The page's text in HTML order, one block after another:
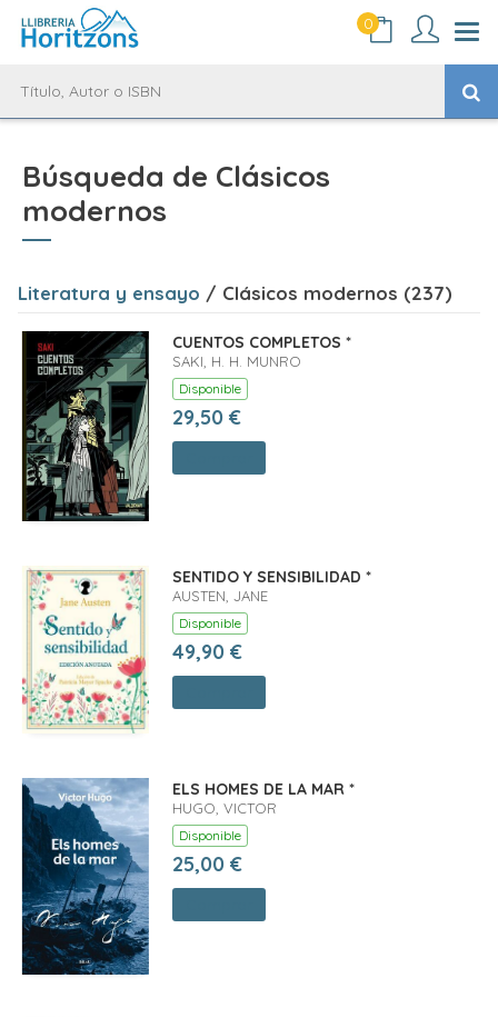
0
Búsqueda de Clásicos
modernos
Literatura y ensayo / Clásicos modernos (237)
CUENTOS COMPLETOS *
SAKI, H. H. MUNRO
Disponible
29,50 €
SENTIDO Y SENSIBILIDAD *
AUSTEN, JANE
Disponible
49,90 €
ELS HOMES DE LA MAR *
HUGO, VICTOR
Disponible
25,00 €